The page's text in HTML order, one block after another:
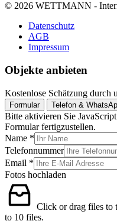
© 2026 WETTMANN -
Datenschutz
AGB
Impressum
Objekte anbieten
Kostenlose Schätzung durch
Formular Telefon &
Bitte aktivieren Sie
Formular fertigzustellen.
Name *
Telefonnummer
Email *
Fotos hochladen
Click or drag files to
to 10 files.